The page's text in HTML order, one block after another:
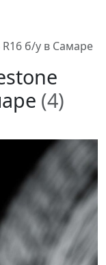
б/у в Самаре
(4)